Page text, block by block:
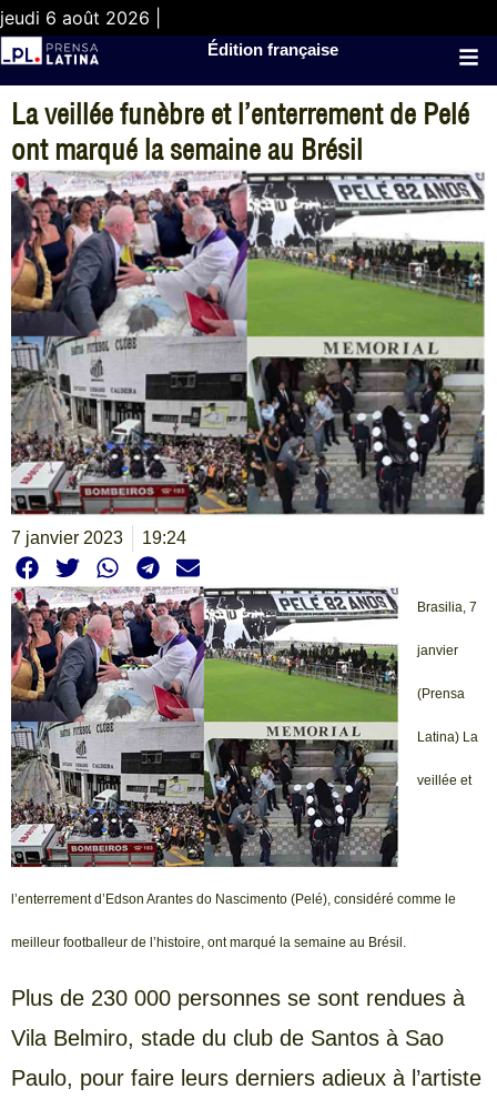
jeudi 6 août 2026 |
Édition française
La veillée funèbre et l’enterrement de Pelé
ont marqué la semaine au Brésil
7 janvier 2023 19:24
Brasilia, 7
janvier
(Prensa
Latina) La
veillée et
l’enterrement d’Edson Arantes do Nascimento (Pelé), considéré comme le
meilleur footballeur de l’histoire, ont marqué la semaine au Brésil.
Plus de 230 000 personnes se sont rendues à
Vila Belmiro, stade du club de Santos à Sao
Paulo, pour faire leurs derniers adieux à l’artiste